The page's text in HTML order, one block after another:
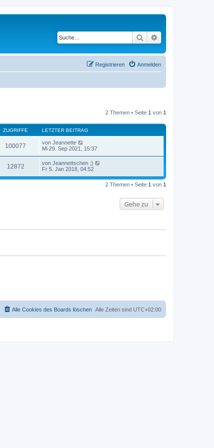
Suche
Anmelden
Registrieren
2 Themen • Seite 1 von 1
ZUGRIFFE LETZTER BEITRAG
100077 von Jeannette
Mi 29. Sep 2021, 15:37
12872 von Jeannettschen ;)
Fr 5. Jan 2018, 04:52
2 Themen • Seite 1 von 1
Gehe zu
Alle Zeiten sind UTC+02:00
Alle Cookies des Boards löschen